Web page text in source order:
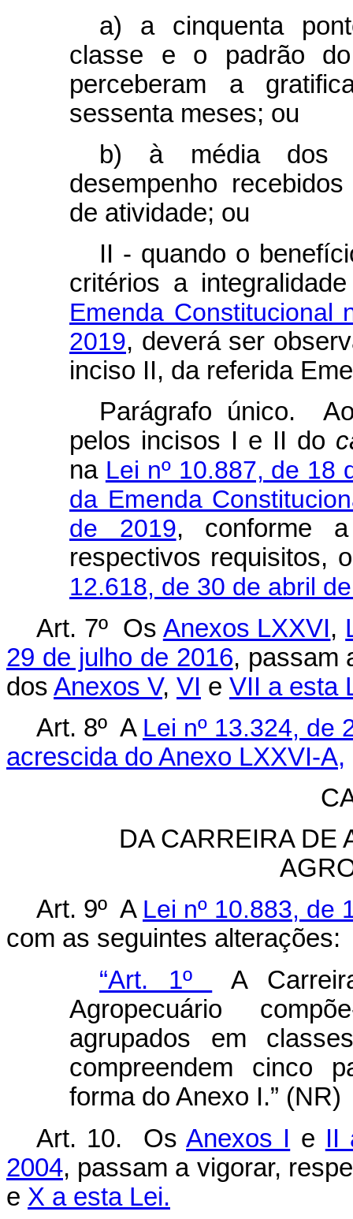
a) a cinquenta
classe e o padrão
perceberam a
sessenta meses; ou
b) à média dos
desempenho
de atividade; ou
II - quando o
critérios a
Emenda Constitucional
2019, deverá ser
inciso II, da referida
Parágrafo único.
pelos incisos I e II do
na Lei nº 10.887, de 18
da Emenda
de 2019, conforme
respectivos requisitos,
12.618, de 30 de abril
Art. 7º Os Anexos LXXVI,
29 de julho de 2016, passam
dos Anexos V, VI e VII a esta
Art. 8º A Lei nº 13.324, de
acrescida do Anexo LXXVI-A,
DA CARREIRA DE
Art. 9º A Lei nº 10.883, de
com as seguintes alterações:
“Art. 1º
A
Agropecuário
agrupados em
compreendem cinco
forma do Anexo I.” (NR)
Art. 10. Os Anexos I e II
2004, passam a vigorar,
e X a esta Lei.